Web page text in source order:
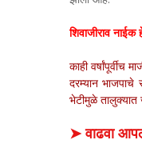
शिवाजीराव नाईक
काही वर्षांपूर्वीच
दरम्यान भाजपाचे
भेटीमुळे तालुक्यात
➤ वाढवा